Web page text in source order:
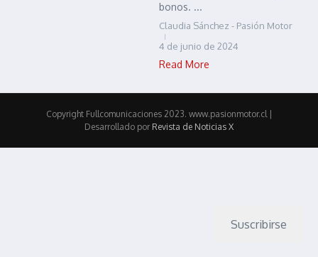
bonos. ...
Claudia Sánchez - Pasión Motor
4 de junio de 2024
Read More
Copyright Fullcomunicaciones 2023. www.pasionmotor.cl |
Desarrollado por Revista de Noticias X
Suscribirse